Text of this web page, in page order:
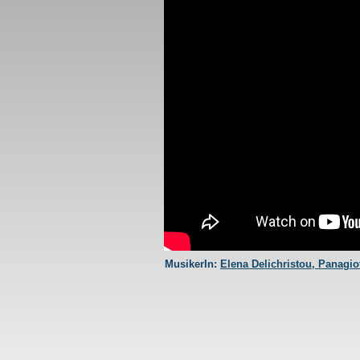
MusikerIn: Elena Delichristou